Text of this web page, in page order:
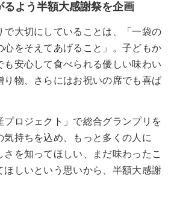
るよう半額大感謝祭を企画
で大切にしていることは、「一袋の
心をそえてあげること」。子どもか
も安心して食べられる優しい味わい
り物、さらにはお祝いの席でも喜ば
プロジェクト」で総合グランプリを
気持ちを込め、もっと多くの人に
さを知ってほしい、まだ味わったこ
ほしいという思いから、半額大感謝